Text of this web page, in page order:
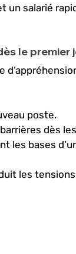
un salarié
le premier
poste.
dès
les bases
les